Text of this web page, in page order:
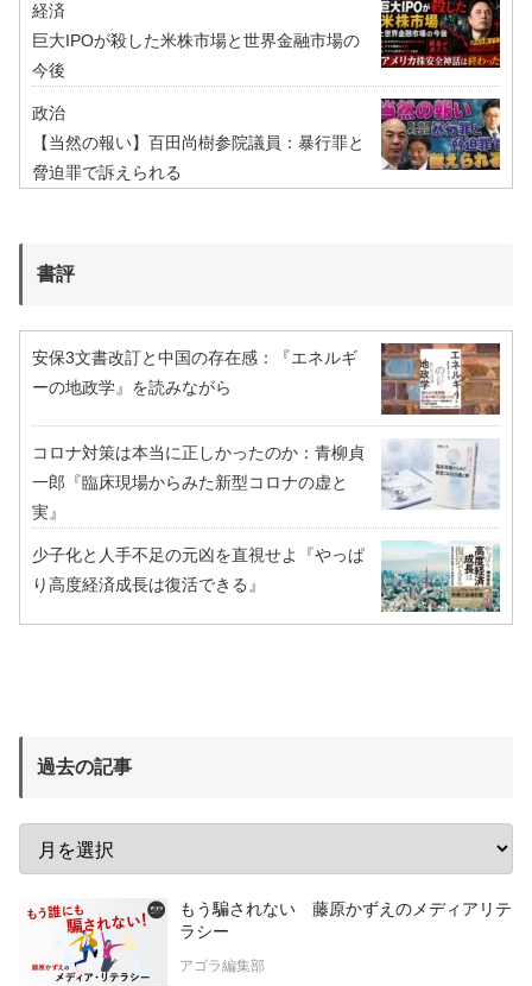
経済
巨大IPOが殺した米株市場と世界金融市場の
今後
政治
【当然の報い】百田尚樹参院議員：暴行罪と
脅迫罪で訴えられる
書評
安保3文書改訂と中国の存在感：『エネルギ
ーの地政学』を読みながら
コロナ対策は本当に正しかったのか：青柳貞
一郎『臨床現場からみた新型コロナの虚と
実』
少子化と人手不足の元凶を直視せよ『やっぱ
り高度経済成長は復活できる』
過去の記事
もう騙されない 藤原かずえのメディアリテ
ラシー
アゴラ編集部